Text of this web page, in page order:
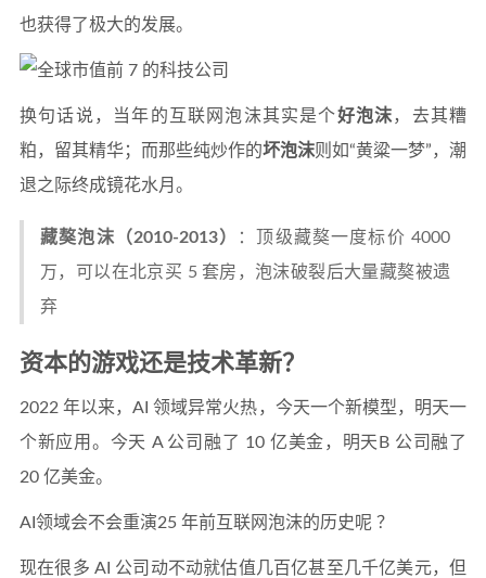
也获得了极大的发展。
换句话说，当年的互联网泡沫其实是个好泡沫，去其糟
粕，留其精华；而那些纯炒作的坏泡沫则如“黄粱一梦”，潮
退之际终成镜花水月。
藏獒泡沫（2010-2013）
：顶级藏獒一度标价 4000
万，可以在北京买 5 套房，泡沫破裂后大量藏獒被遗
弃
资本的游戏还是技术革新？
2022 年以来，AI 领域异常火热，今天一个新模型，明天一
个新应用。今天 A 公司融了 10 亿美金，明天B 公司融了
20 亿美金。
AI领域会不会重演25 年前互联网泡沫的历史呢 ？
现在很多 AI 公司动不动就估值几百亿甚至几千亿美元，但